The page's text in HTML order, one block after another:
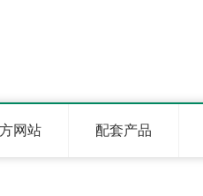
网站 配套产品